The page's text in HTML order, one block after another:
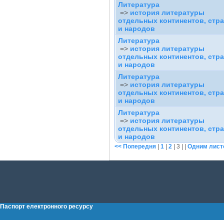
Литература
=> история литературы
отдельных континентов,
и народов
Литература
=> история литературы
отдельных континентов,
и народов
Литература
=> история литературы
отдельных континентов,
и народов
Литература
=> история литературы
отдельных континентов,
и народов
<< Попередня| 1| 2| 3 Одним
Паспорт електронного ресурсу